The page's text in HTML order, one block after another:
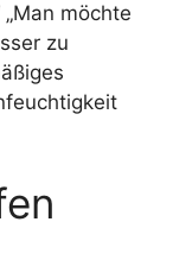
möchte
zu